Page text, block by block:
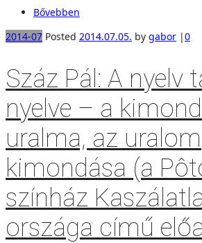
Bővebben
2014-07 Posted 2014.07.05. by gabor |0
Száz Pál: A nyelv
nyelve – a
uralma, az uralom
kimondása (a
színház
országa című